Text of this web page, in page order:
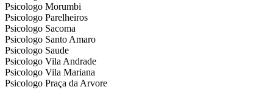
Psicologo Morumbi
Psicologo Parelheiros
Psicologo Sacoma
Psicologo Santo Amaro
Psicologo Saude
Psicologo Vila Andrade
Psicologo Vila Mariana
Psicologo Praça da Arvore